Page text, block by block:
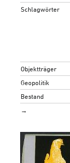
Schlagwörter
Objektträger
Geopolitik
Bestand
→